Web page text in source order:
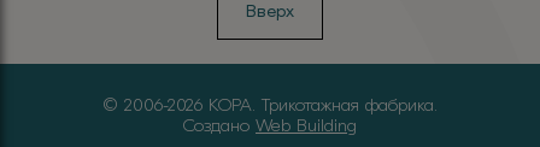
Вверх
© 2006-2026 КОРА. Трикотажная фабрика.
Создано Web Building